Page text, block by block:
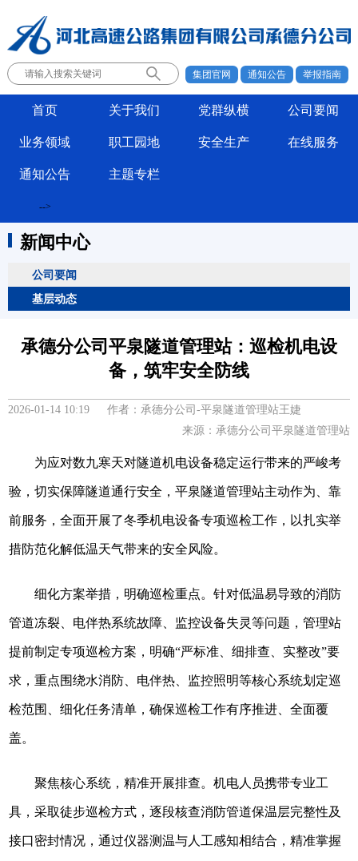
集团官网 通知公告 举报指南
首页 关于我们 党群纵横 公司要闻
业务领域 职工园地 安全生产 在线服务
通知公告
-->
主题专栏
新闻中心
公司要闻
基层动态
承德分公司平泉隧道管理站：巡检机电设
备，筑牢安全防线
2026-01-14 10:19 作者：承德分公司-平泉隧道管理站王婕
来源：承德分公司平泉隧道管理站
为应对数九寒天对隧道机电设备稳定运行带来的严峻考
验，切实保障隧道通行安全，平泉隧道管理站主动作为、靠
前服务，全面开展了冬季机电设备专项巡检工作，以扎实举
措防范化解低温天气带来的安全风险。
细化方案举措，明确巡检重点。针对低温易导致的消防
管道冻裂、电伴热系统故障、监控设备失灵等问题，管理站
提前制定专项巡检方案，明确“严标准、细排查、实整改”要
求，重点围绕水消防、电伴热、监控照明等核心系统划定巡
检范围、细化任务清单，确保巡检工作有序推进、全面覆
盖。
聚焦核心系统，精准开展排查。机电人员携带专业工
具，采取徒步巡检方式，逐段核查消防管道保温层完整性及
接口密封情况，通过仪器测温与人工感知相结合，精准掌握